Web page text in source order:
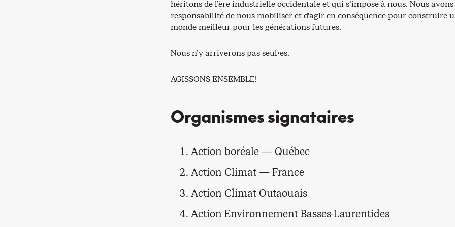
héritons de l’ère industrielle occidentale et qui s’impose à nous. Nous
responsabilité de nous mobiliser et d’agir en conséquence pour construire
monde meilleur pour les générations futures.
Nous n’y arriverons pas seul·es.
AGISSONS ENSEMBLE!
Organismes signataires
Action boréale — Québec
Action Climat — France
Action Climat Outaouais
Action Environnement Basses-Laurentides